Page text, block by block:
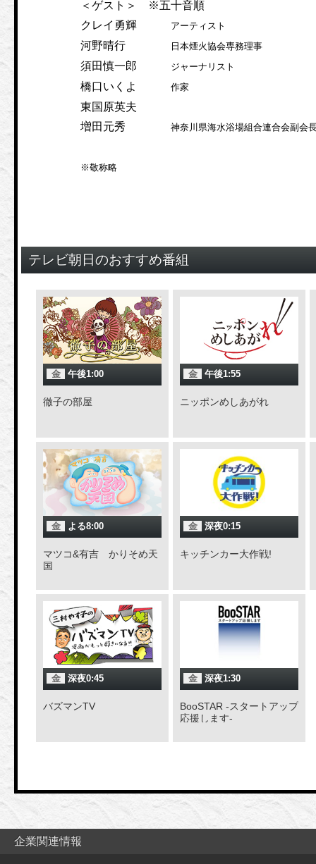
＜ゲスト＞ ※五十音順
クレイ勇輝
アーティスト
河野晴行 日本煙火協会専務理事
須田慎一郎 ジャーナリスト
橋口いくよ 作家
東国原英夫
増田元秀 神奈川県海水浴場組合連合会副会
※敬称略
テレビ朝日のおすすめ番組
金 午後1:00
徹子の部屋
金 午後1:55
ニッポンめしあがれ
金 よる8:00
マツコ&有吉 かりそめ天
国
金 深夜0:15
キッチンカー大作戦!
金 深夜0:45
バズマンTV
金 深夜1:30
BooSTAR -スタートアップ
応援します-
企業関連情報